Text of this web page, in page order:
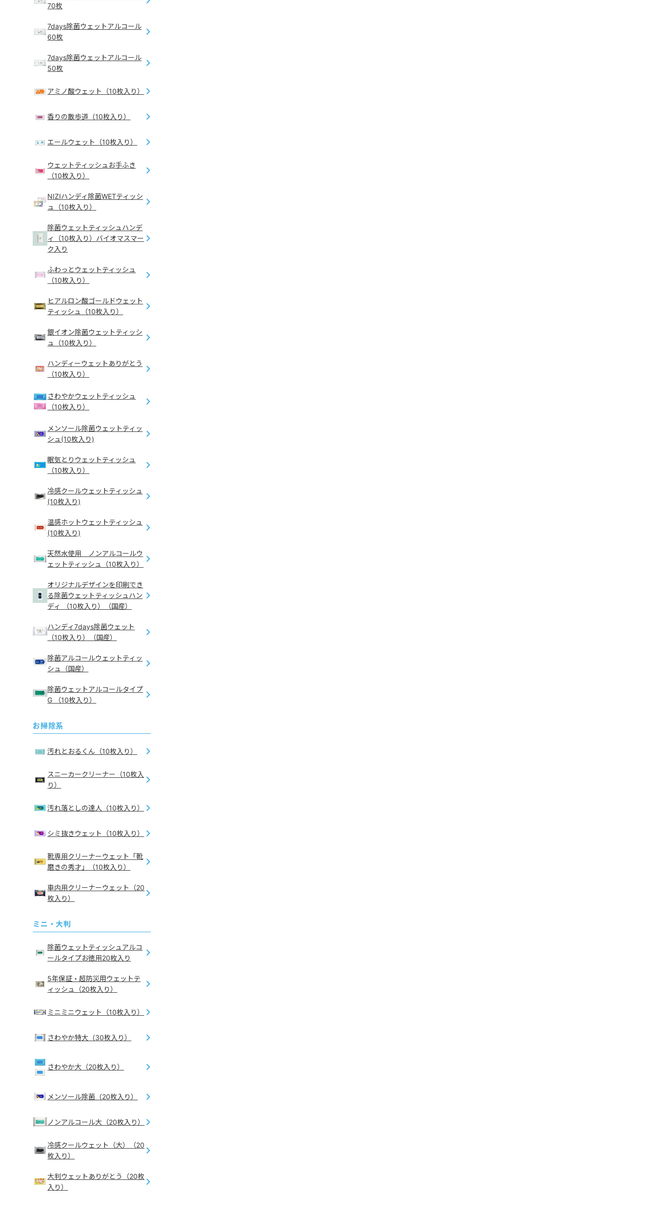
70枚
7days除菌ウェットアルコール
60枚
7days除菌ウェットアルコール
50枚
アミノ酸ウェット（10枚入り）
香りの散歩道（10枚入り）
エールウェット（10枚入り）
ウェットティッシュお手ふき
（10枚入り）
NIZIハンディ除菌WETティッシ
ュ（10枚入り）
除菌ウェットティッシュハンデ
ィ（10枚入り）バイオマスマー
ク入り
ふわっとウェットティッシュ
（10枚入り）
ヒアルロン酸ゴールドウェット
ティッシュ（10枚入り）
銀イオン除菌ウェットティッシ
ュ（10枚入り）
ハンディーウェットありがとう
（10枚入り）
さわやかウェットティッシュ
（10枚入り）
メンソール除菌ウェットティッ
シュ(10枚入り)
眠気とりウェットティッシュ
（10枚入り）
冷感クールウェットティッシュ
(10枚入り)
温感ホットウェットティッシュ
(10枚入り)
天然水使用 ノンアルコールウ
ェットティッシュ（10枚入り）
オリジナルデザインを印刷でき
る除菌ウェットティッシュハン
ディ （10枚入り）（国産）
ハンディ7days除菌ウェット
（10枚入り）（国産）
除菌アルコールウェットティッ
シュ（国産）
除菌ウェットアルコールタイプ
G （10枚入り）
お掃除系
汚れとおるくん（10枚入り）
スニーカークリーナー（10枚入
り）
汚れ落としの達人（10枚入り）
シミ抜きウェット（10枚入り）
靴専用クリーナーウェット「靴
磨きの秀才」（10枚入り）
車内用クリーナーウェット（20
枚入り）
ミニ・大判
除菌ウェットティッシュアルコ
ールタイプお徳用20枚入り
5年保証・超防災用ウェットテ
ィッシュ（20枚入り）
ミニミニウェット（10枚入り）
さわやか特大（30枚入り）
さわやか大（20枚入り）
メンソール除菌（20枚入り）
ノンアルコール大（20枚入り）
冷感クールウェット（大）（20
枚入り）
大判ウェットありがとう（20枚
入り）